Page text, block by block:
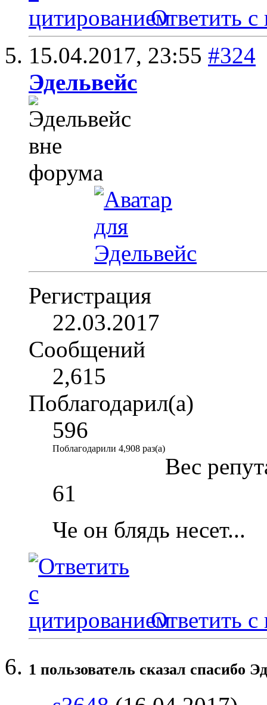
Ответить с
15.04.2017, 23:55 #324
Эдельвейс
Регистрация
22.03.2017
Сообщений
2,615
Поблагодарил(а)
596
Поблагодарили 4,908 раз(а)
Вес
61
Че он блядь несет...
Ответить с
1 пользователь сказал cпасибо